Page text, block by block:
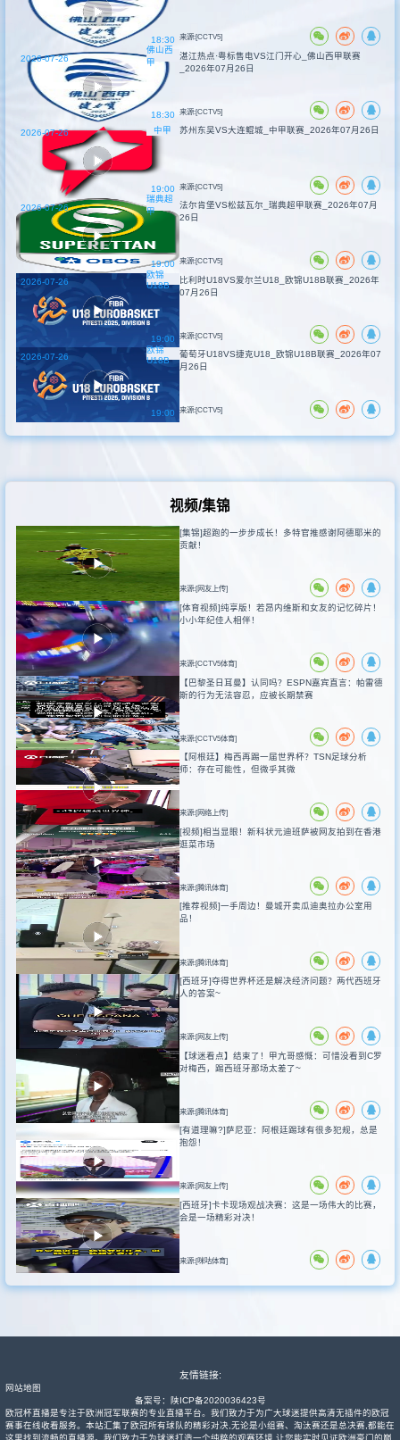
18:30 来源:[CCTV5]
佛山西
甲
18:30
2026-07-26
湛江热点·粤标售电VS江门开心_佛山西甲联赛
_2026年07月26日
来源:[CCTV5]
中甲
19:00
2026-07-26 苏州东吴VS大连鲲城_中甲联赛_2026年07月26日
来源:[CCTV5]
瑞典超
甲
19:00
2026-07-26
法尔肯堡VS松兹瓦尔_瑞典超甲联赛_2026年07月
26日
来源:[CCTV5]
欧锦
U18B
19:00
2026-07-26
比利时U18VS爱尔兰U18_欧锦U18B联赛_2026年
07月26日
来源:[CCTV5]
欧锦
U18B
19:00
2026-07-26
葡萄牙U18VS捷克U18_欧锦U18B联赛_2026年07
月26日
来源:[CCTV5]
视频/集锦
[集锦]超跑的一步步成长！多特官推感谢阿德耶米的
贡献！
来源:[网友上传]
[体育视频]纯享版！若昂内维斯和女友的记忆碎片！
小小年纪佳人相伴！
来源:[CCTV5体育]
【巴黎圣日耳曼】认同吗？ESPN嘉宾直言：帕雷德
斯的行为无法容忍，应被长期禁赛
来源:[CCTV5体育]
【阿根廷】梅西再踢一届世界杯？TSN足球分析
师：存在可能性，但微乎其微
来源:[网络上传]
[视频]相当显眼！新科状元迪班萨被网友拍到在香港
逛菜市场
来源:[腾讯体育]
[推荐视频]一手周边！曼城开卖瓜迪奥拉办公室用
品！
来源:[腾讯体育]
[西班牙]夺得世界杯还是解决经济问题？两代西班牙
人的答案~
来源:[网友上传]
【球迷看点】结束了！甲亢哥感慨：可惜没看到C罗
对梅西，踢西班牙那场太差了~
来源:[腾讯体育]
[有道理嘛?]萨尼亚：阿根廷踢球有很多犯规，总是
抱怨！
来源:[网友上传]
[西班牙]卡卡现场观战决赛：这是一场伟大的比赛，
会是一场精彩对决！
来源:[咪咕体育]
友情链接:
网站地图
备案号：
陕ICP备2020036423号
欧冠杯直播是专注于欧洲冠军联赛的专业直播平台。我们致力于为广大球迷提供高清无插件的欧冠
赛事在线收看服务。本站汇集了欧冠所有球队的精彩对决,无论是小组赛、淘汰赛还是总决赛,都能在